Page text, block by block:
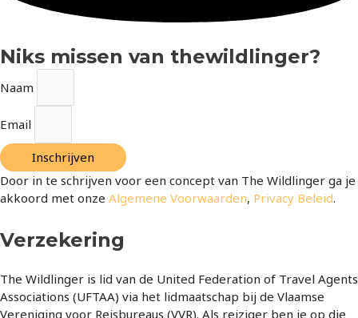
Niks missen van thewildlinger?
Naam
Email
Inschrijven
Door in te schrijven voor een concept van The Wildlinger ga je
akkoord met onze Algemene Voorwaarden, Privacy Beleid.
Verzekering
The Wildlinger is lid van de United Federation of Travel Agents
Associations (UFTAA) via het lidmaatschap bij de Vlaamse
Vereniging voor Reisbureaus (VVR). Als reiziger ben je op die